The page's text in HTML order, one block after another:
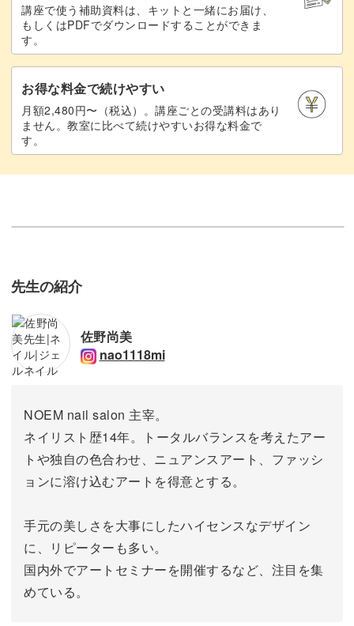
講座で使う補助資料は、キットと一緒にお届け、
もしくはPDFでダウンロードすることができま
す。
お得な料金で続けやすい
月額2,480円〜（税込）。講座ごとの受講料はあり
ません。教室に比べて続けやすいお得な料金で
す。
先生の紹介
佐野尚美
nao1118mi
NOEM nail salon 主宰。
ネイリスト歴14年。トータルバランスを考えたアー
トや独自の色合わせ、ニュアンスアート、ファッシ
ョンに溶け込むアートを得意とする。
手元の美しさを大事にしたハイセンスなデザイン
に、リピーターも多い。
国内外でアートセミナーを開催するなど、注目を集
めている。